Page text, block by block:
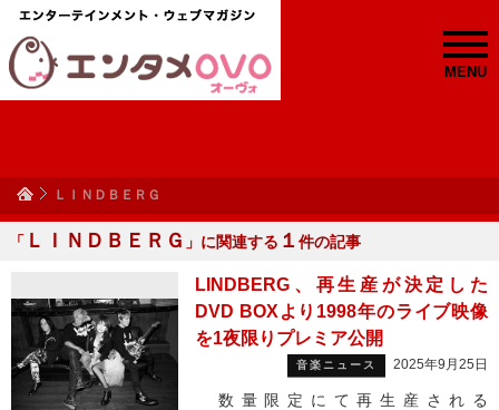
MENU
ＬＩＮＤＢＥＲＧ
「 ＬＩＮＤＢＥＲＧ 」に関連する １ 件の記事
LINDBERG、再生産が決定した
DVD BOXより1998年のライブ映像
を1夜限りプレミア公開
音楽ニュース 2025年9月25日
数量限定にて再生産される